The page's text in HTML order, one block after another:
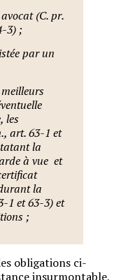
(C. pr.
3) ;
par un
les
art. 63-1 et
la
à vue et
la
1 et 63-3) et
;
obligations ci-
insurmontable,